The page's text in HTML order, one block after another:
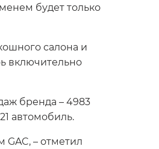
будет только
салона и
включительно
бренда – 4983
автомобиль.
– отметил